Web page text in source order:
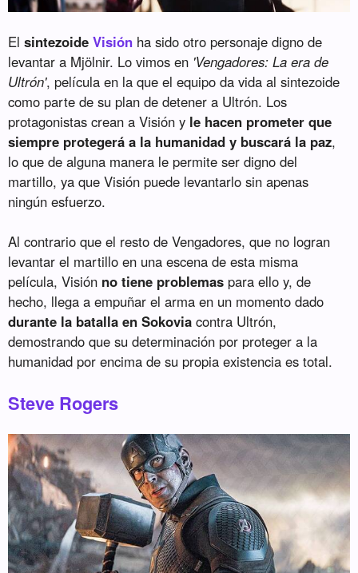
ElsintezoideVisión ha sido otro personaje digno de
levantar a Mjölnir. Lo vimos en 'Vengadores: La era de
Ultrón', película en la que el equipo da vida al sintezoide
como parte de su plan de detener a Ultrón. Los
protagonistas crean a Visión y le hacen prometer que
siempre protegerá a la humanidad y buscará la paz,
lo que de alguna manera le permite ser digno del
martillo, ya que Visión puede levantarlo sin apenas
ningún esfuerzo.
Al contrario que el resto de Vengadores, que no logran
levantar el martillo en una escena de esta misma
película, Visión no tiene problemas para ello y, de
hecho, llega a empuñar el arma en un momento dado
durante la batalla en Sokovia contra Ultrón,
demostrando que su determinación por proteger a la
humanidad por encima de su propia existencia es total.
Steve Rogers